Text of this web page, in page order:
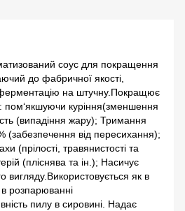
соус для покращення
до фабричної якості,
на штучну.Покращює
пом‘якшуючи куріння(зменшення
(випадіння жару); Тримання
(забезпечення від пересихання);
(прілості, травянистості та
(пліснява та ін.); Насичує
вигляду.Використовується як в
розпарюванні
пилу в сировині. Надає